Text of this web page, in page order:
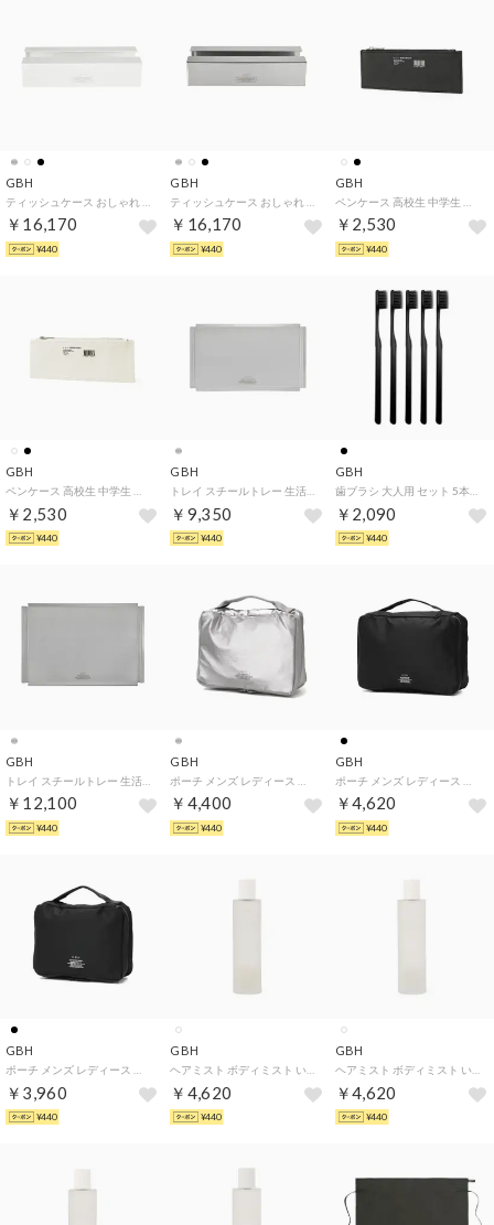
GBH
￥16,170
¥440
GBH
￥16,170
¥440
GBH
￥2,530
¥440
GBH
￥2,530
¥440
GBH
￥9,350
¥440
GBH
歯ブラシ 大人用 セット 5本セット キャップ付き キャップ 歯磨き デンタルケア 柔らかい シンプル 家庭用 家族 微細毛 スタイリッシュ TOOTH BRUSH 5EA SET 【返品不可商品】 （BLACK）
￥2,090
¥440
GBH
￥12,100
¥440
GBH
￥4,400
¥440
GBH
￥4,620
¥440
GBH
￥3,960
¥440
GBH
￥4,620
¥440
GBH
￥4,620
¥440